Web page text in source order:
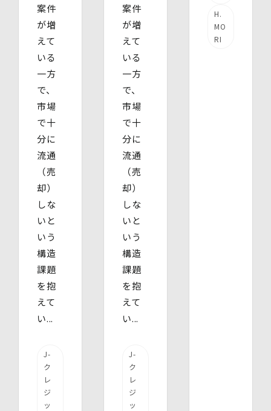
案件
が増
えて
いる
一方
で、
市場
で十
分に
流通
（売
却）
しな
いと
いう
構造
課題
を抱
えて
い...
J-
ク
レ
ジ
ッ
案件
が増
えて
いる
一方
で、
市場
で十
分に
流通
（売
却）
しな
いと
いう
構造
課題
を抱
えて
い...
J-
ク
レ
ジ
ッ
H.
MO
RI